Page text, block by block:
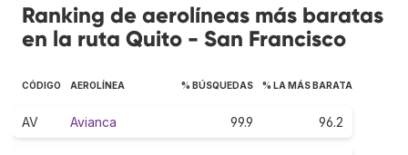
Ranking de aerolíneas más baratas
en la ruta Quito - San Francisco
CÓDIGO AEROLÍNEA % BÚSQUEDAS % LA MÁS BARATA
AV Avianca 99.9 96.2